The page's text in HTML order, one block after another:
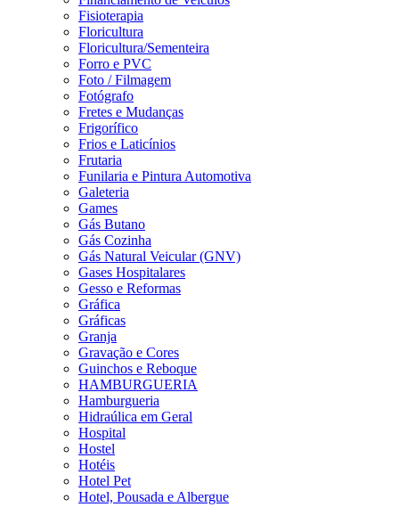
Fisioterapia
Floricultura
Floricultura/Sementeira
Forro e PVC
Foto / Filmagem
Fotógrafo
Fretes e Mudanças
Frigorífico
Frios e Laticínios
Frutaria
Funilaria e Pintura Automotiva
Galeteria
Games
Gás Butano
Gás Cozinha
Gás Natural Veicular (GNV)
Gases Hospitalares
Gesso e Reformas
Gráfica
Gráficas
Granja
Gravação e Cores
Guinchos e Reboque
HAMBURGUERIA
Hamburgueria
Hidraúlica em Geral
Hospital
Hostel
Hotéis
Hotel Pet
Hotel, Pousada e Albergue